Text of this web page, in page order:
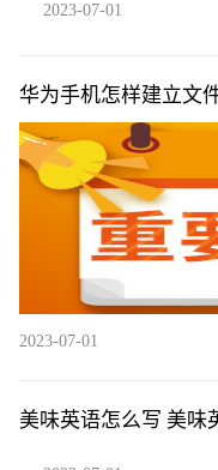
2023-07-01
华为手机怎样建立文
2023-07-01
美味英语怎么写 美味